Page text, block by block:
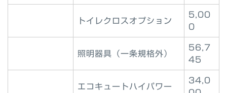
トイレクロスオプション
5,00
0
照明器具（一条規格外）
56,7
45
エコキュートハイパワー
34,0